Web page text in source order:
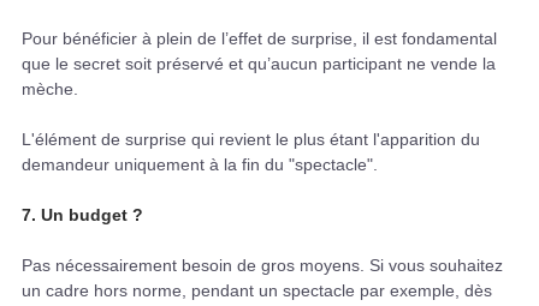
Pour bénéficier à plein de l’effet de surprise, il est fondamental
que le secret soit préservé et qu’aucun participant ne vende la
mèche.
L'élément de surprise qui revient le plus étant l'apparition du
demandeur uniquement à la fin du "spectacle".
7. Un budget ?
Pas nécessairement besoin de gros moyens. Si vous souhaitez
un cadre hors norme, pendant un spectacle par exemple, dès